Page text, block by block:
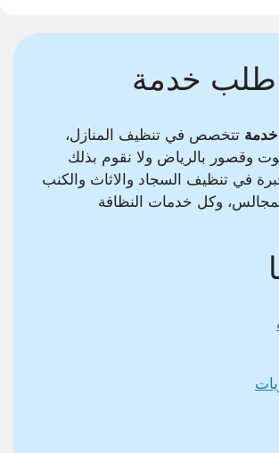
خدمة
تتخصص في تنظيف المنازل،
وقصور بالرياض ولا نقوم بذلك
في تنظيف السجاد والاثاث والكنب
وكل خدمات النظافة